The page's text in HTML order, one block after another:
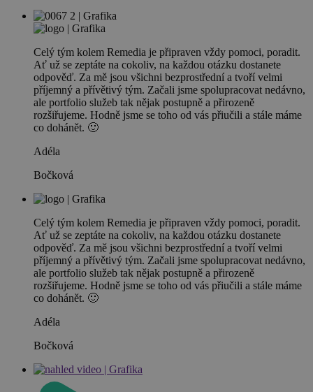
Celý tým kolem Remedia je připraven vždy pomoci, poradit.
Ať už se zeptáte na cokoliv, na každou otázku dostanete
odpověď. Za mě jsou všichni bezprostřední a tvoří velmi
příjemný a přívětivý tým. Začali jsme spolupracovat nedávno,
ale portfolio služeb tak nějak postupně a přirozeně
rozšiřujeme. Hodně jsme se toho od vás přiučili a stále máme
co dohánět. 🙂
Adéla
Bočková
Celý tým kolem Remedia je připraven vždy pomoci, poradit.
Ať už se zeptáte na cokoliv, na každou otázku dostanete
odpověď. Za mě jsou všichni bezprostřední a tvoří velmi
příjemný a přívětivý tým. Začali jsme spolupracovat nedávno,
ale portfolio služeb tak nějak postupně a přirozeně
rozšiřujeme. Hodně jsme se toho od vás přiučili a stále máme
co dohánět. 🙂
Adéla
Bočková